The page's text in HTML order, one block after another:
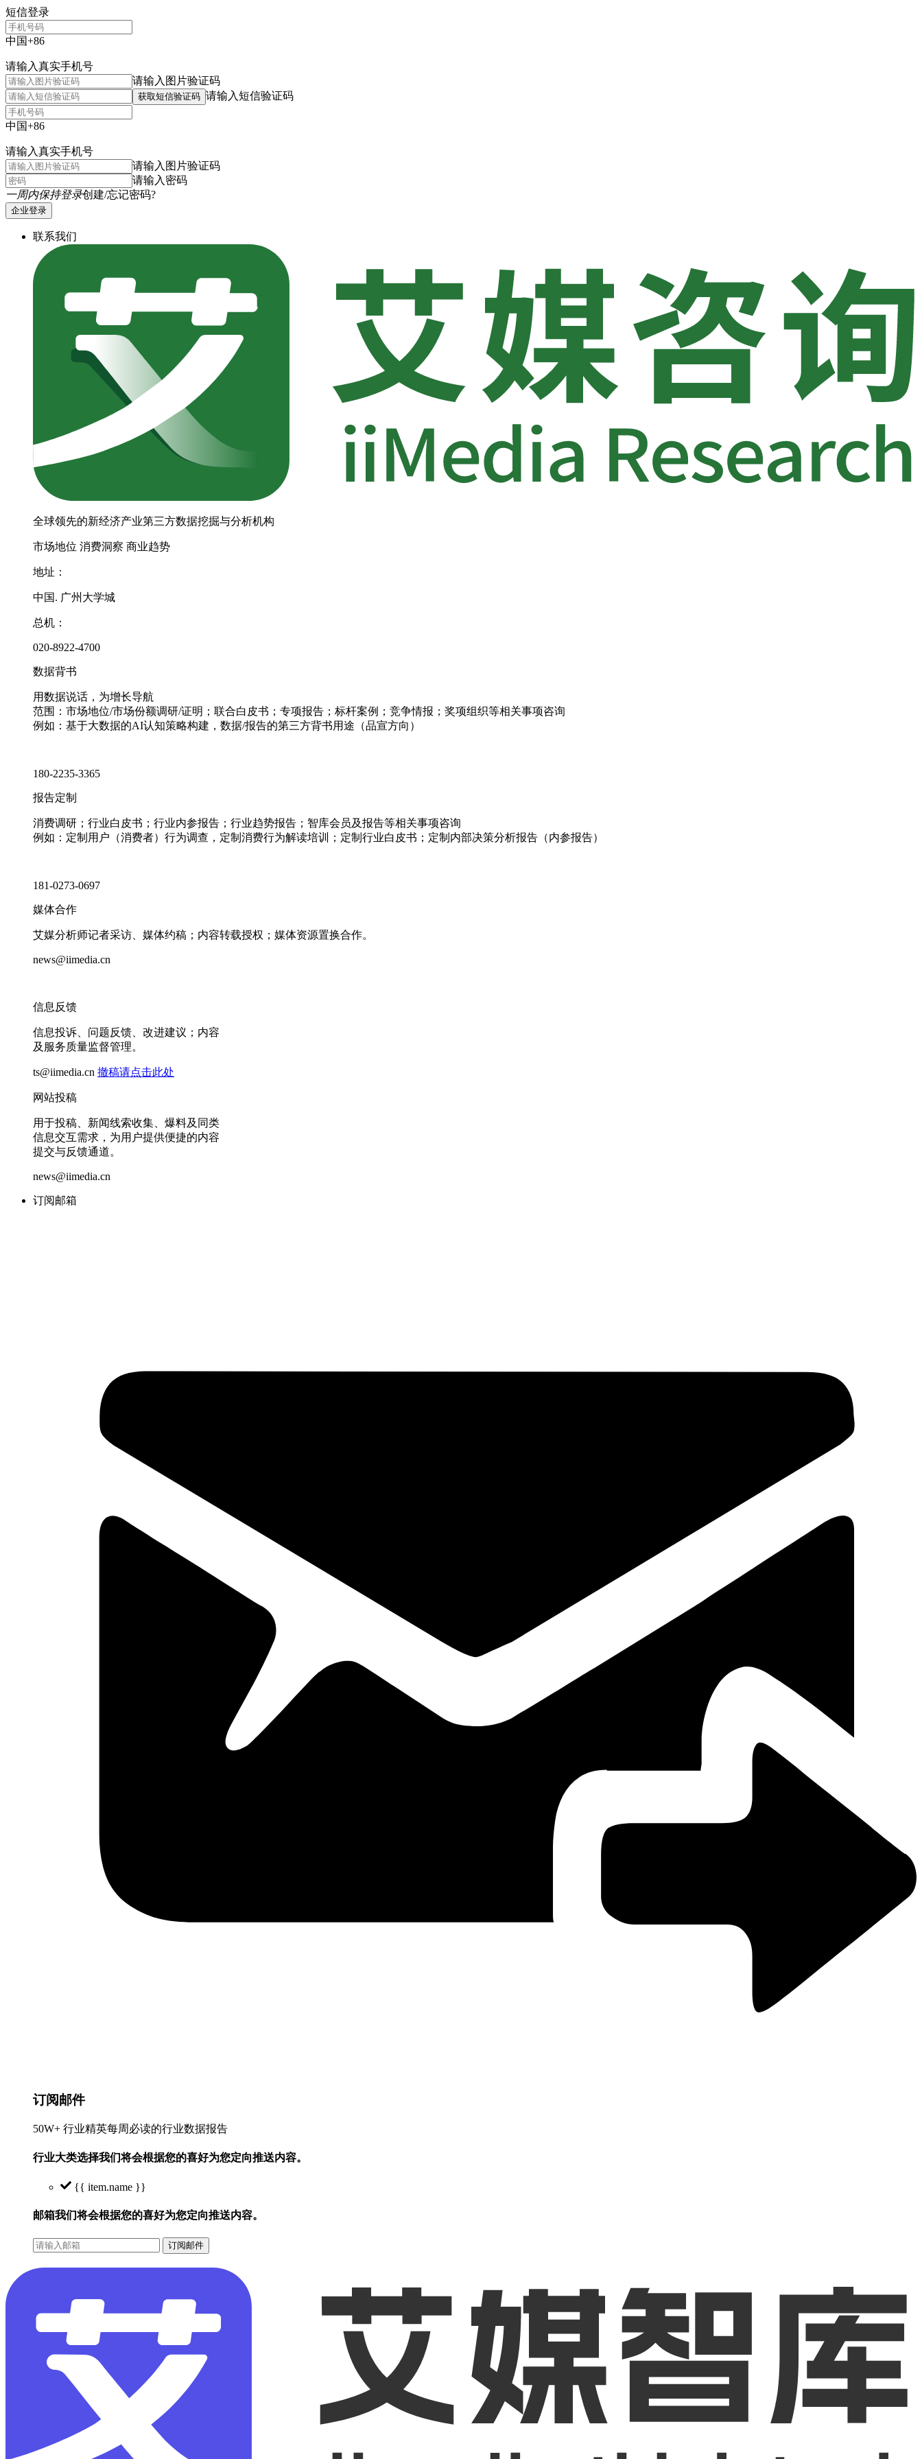
短信登录
中国+86
请输入真实手机号
请输入图片验证码
获取短信验证码 请输入短信验证码
中国+86
请输入真实手机号
请输入图片验证码
请输入密码
一周内保持登录创建/忘记密码?
企业登录
联系我们
全球领先的新经济产业第三方数据挖掘与分析机构
市场地位 消费洞察 商业趋势
地址：
中国. 广州大学城
总机：
020-8922-4700
数据背书
用数据说话，为增长导航
范围：市场地位/市场份额调研/证明；联合白皮书；专项报告；标杆案例；竞争情报；奖项组织等相关事项咨询
例如：基于大数据的AI认知策略构建，数据/报告的第三方背书用途（品宣方向）
180-2235-3365
报告定制
消费调研；行业白皮书；行业内参报告；行业趋势报告；智库会员及报告等相关事项咨询
例如：定制用户（消费者）行为调查，定制消费行为解读培训；定制行业白皮书；定制内部决策分析报告（内参报告）
181-0273-0697
媒体合作
艾媒分析师记者采访、媒体约稿；内容转载授权；媒体资源置换合作。
news@iimedia.cn
信息反馈
信息投诉、问题反馈、改进建议；内容
及服务质量监督管理。
ts@iimedia.cn 撤稿请点击此处
网站投稿
用于投稿、新闻线索收集、爆料及同类
信息交互需求，为用户提供便捷的内容
提交与反馈通道。
news@iimedia.cn
订阅邮箱
订阅邮件
50W+ 行业精英每周必读的行业数据报告
行业大类选择我们将会根据您的喜好为您定向推送内容。
{{ item.name }}
邮箱我们将会根据您的喜好为您定向推送内容。
订阅邮件